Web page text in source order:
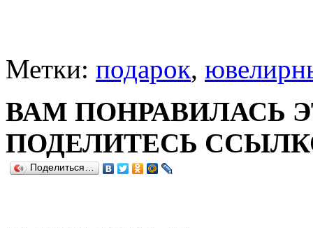
Метки: подарок,
ВАМ ПОНРАВИЛАСЬ
ПОДЕЛИТЕСЬ
Поделиться…